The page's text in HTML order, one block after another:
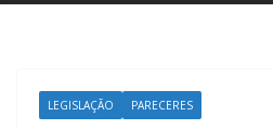
LEGISLAÇÃO PARECERES